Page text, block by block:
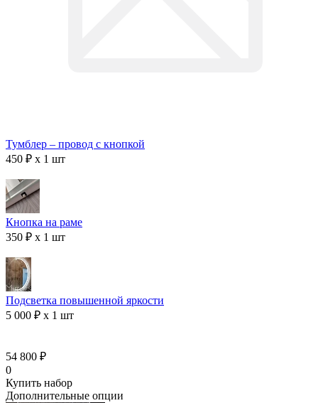
Тумблер – провод с кнопкой
450 ₽ x 1 шт
Кнопка на раме
350 ₽ x 1 шт
Подсветка повышенной яркости
5 000 ₽ x 1 шт
54 800 ₽
0
Купить набор
Дополнительные опции